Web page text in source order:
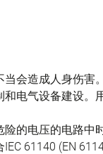
会造成人身伤害。
电气设备建设。
的电压的电路
61140 (EN